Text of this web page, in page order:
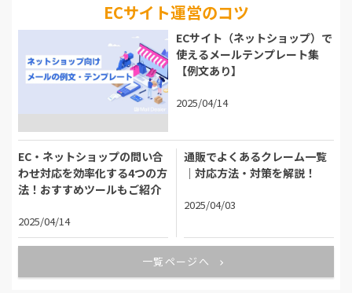
ECサイト運営のコツ
ECサイト（ネットショップ）で
使えるメールテンプレート集
【例文あり】
2025/04/14
EC・ネットショップの問い合
わせ対応を効率化する4つの方
法！おすすめツールもご紹介
2025/04/14
通販でよくあるクレーム一覧
｜対応方法・対策を解説！
2025/04/03
一覧ページへ